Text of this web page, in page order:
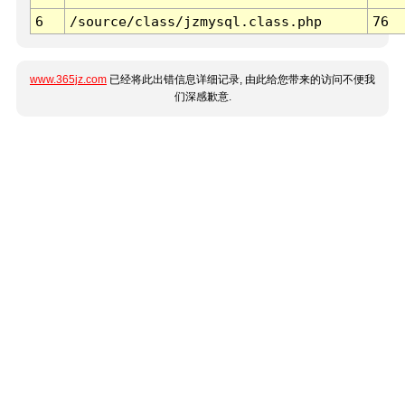
6 /source/class/jzmysql.class.php 76
www.365jz.com 已经将此出错信息详细记录, 由此给您带来的访问不便我
们深感歉意.